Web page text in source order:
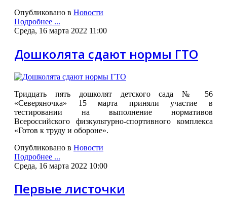
Опубликовано в Новости
Подробнее ...
Среда, 16 марта 2022 11:00
Дошколята сдают нормы ГТО
Тридцать пять дошколят детского сада № 56
«Северяночка» 15 марта приняли участие в
тестировании на выполнение нормативов
Всероссийского физкультурно-спортивного комплекса
«Готов к труду и обороне».
Опубликовано в Новости
Подробнее ...
Среда, 16 марта 2022 10:00
Первые листочки